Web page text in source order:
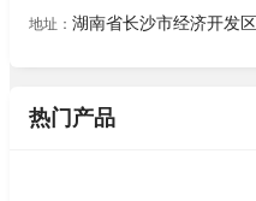
地址： 湖南省长沙市经济开发区
热门产品